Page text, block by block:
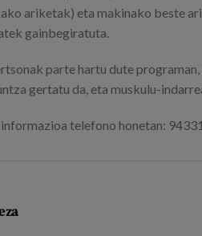
ariketak) eta makinako beste
gainbegiratuta.
parte hartu dute
gertatu da, eta muskulu-
telefono honetan: